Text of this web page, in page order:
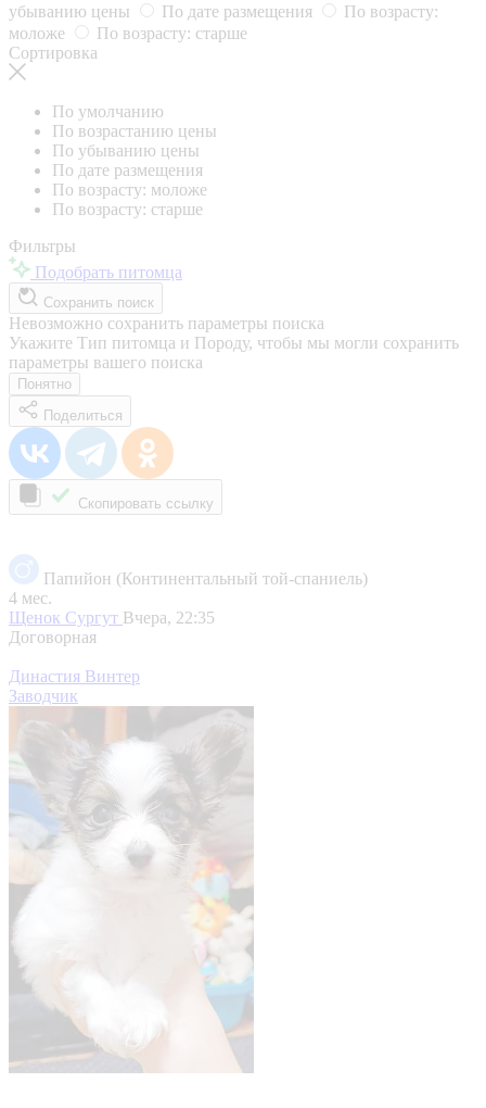
убыванию цены
По дате размещения
По возрасту:
моложе
По возрасту: старше
Сортировка
По умолчанию
По возрастанию цены
По убыванию цены
По дате размещения
По возрасту: моложе
По возрасту: старше
Фильтры
Подобрать питомца
Сохранить поиск
Невозможно сохранить параметры поиска
Укажите Тип питомца и Породу, чтобы мы могли сохранить
параметры вашего поиска
Понятно
Поделиться
Скопировать ссылку
Папийон (Континентальный той-спаниель)
4 мес.
Щенок Сургут Вчера, 22:35
Договорная
Династия Винтер
Заводчик